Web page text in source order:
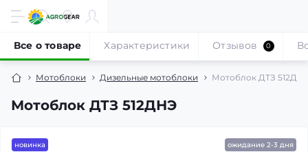
Мотоблоки Дизельные мотоблоки Мотоблок ДТЗ
Мотоблок ДТЗ 512ДНЭ
Все о товаре Характеристики Отзывов 0
новинка ожидание 2-3 дня